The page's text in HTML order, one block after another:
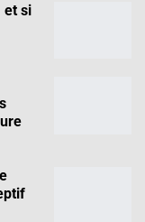
et si